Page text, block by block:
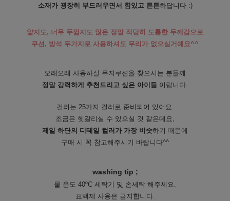
소재가 굉장히 부드러우면서 힘있고 튼튼하답니다 :)
얇지도, 너무 두껍지도 않은 정말 적당히 도톰한 두께감으로
쿠션, 방석 두가지로 사용하셔도 무리가 없으실거예요^^
오래오래 사용하실 무지쿠션을 찾으시는 분들께
정말 강력하게 추천드리고 싶은 아이들 이랍니다.
컬러는 25가지 컬러로 준비되어 있어요.
조금은 헷갈리실 수 있으실 것 같은데요,
제일 하단의 디테일 컬러가 가장 비슷하기 때문에
구매 시 꼭 참고해주시기 바랍니다^^
washing tip ;
물 온도 40ºC 세탁기 및 손세탁 해주세요.
표백제 사용은 금지합니다.